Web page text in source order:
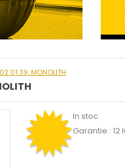
01 39, MONOLITH
In stoc
Garantie : 12